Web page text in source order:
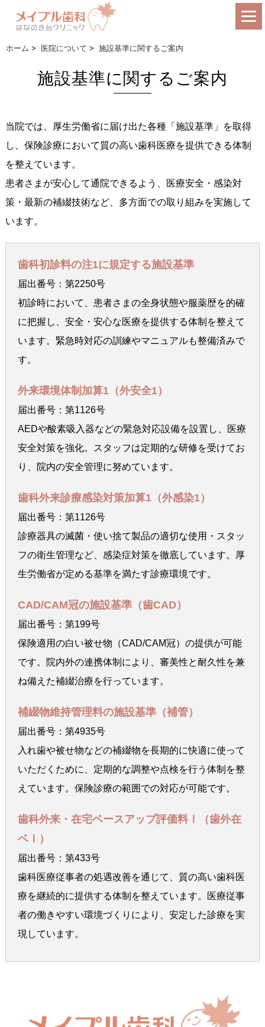
ホーム > 医院について > 施設基準に関するご案内
施設基準に関するご案内
当院では、厚生労働省に届け出た各種「施設基準」を取得
し、保険診療において質の高い歯科医療を提供できる体制
を整えています。
患者さまが安心して通院できるよう、医療安全・感染対
策・最新の補綴技術など、多方面での取り組みを実施して
います。
歯科初診料の注1に規定する施設基準
届出番号：第2250号
初診時において、患者さまの全身状態や服薬歴を的確
に把握し、安全・安心な医療を提供する体制を整えて
います。緊急時対応の訓練やマニュアルも整備済みで
す。
外来環境体制加算1（外安全1）
届出番号：第1126号
AEDや酸素吸入器などの緊急対応設備を設置し、医療
安全対策を強化。スタッフは定期的な研修を受けてお
り、院内の安全管理に努めています。
歯科外来診療感染対策加算1（外感染1）
届出番号：第1126号
診療器具の滅菌・使い捨て製品の適切な使用・スタッ
フの衛生管理など、感染症対策を徹底しています。厚
生労働省が定める基準を満たす診療環境です。
CAD/CAM冠の施設基準（歯CAD）
届出番号：第199号
保険適用の白い被せ物（CAD/CAM冠）の提供が可能
です。院内外の連携体制により、審美性と耐久性を兼
ね備えた補綴治療を行っています。
補綴物維持管理料の施設基準（補管）
届出番号：第4935号
入れ歯や被せ物などの補綴物を長期的に快適に使って
いただくために、定期的な調整や点検を行う体制を整
えています。保険診療の範囲での対応が可能です。
歯科外来・在宅ベースアップ評価料Ⅰ（歯外在
ベⅠ）
届出番号：第433号
歯科医療従事者の処遇改善を通じて、質の高い歯科医
療を継続的に提供する体制を整えています。医療従事
者の働きやすい環境づくりにより、安定した診療を実
現しています。